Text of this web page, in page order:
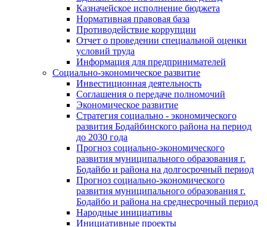
Казначейское исполнение бюджета
Нормативная правовая база
Противодействие коррупции
Отчет о проведении специальной оценки
условий труда
Информация для предпринимателей
Социально-экономическое развитие
Инвестиционная деятельность
Соглашения о передаче полномочий
Экономическое развитие
Стратегия социально - экономического
развития Бодайбинского района на период
до 2030 года
Прогноз социально-экономического
развития муниципального образования г.
Бодайбо и района на долгосрочный период
Прогноз социально-экономического
развития муниципального образования г.
Бодайбо и района на среднесрочный период
Народные инициативы
Инициативные проекты